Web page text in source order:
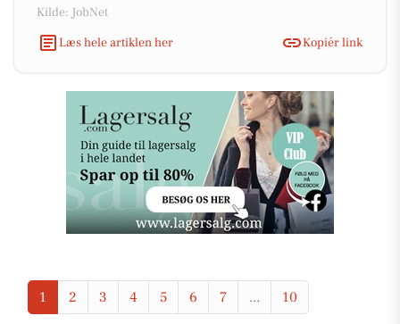
Kilde: JobNet
Læs hele artiklen her
Kopiér link
1 2 3 4 5 6 7 ... 10